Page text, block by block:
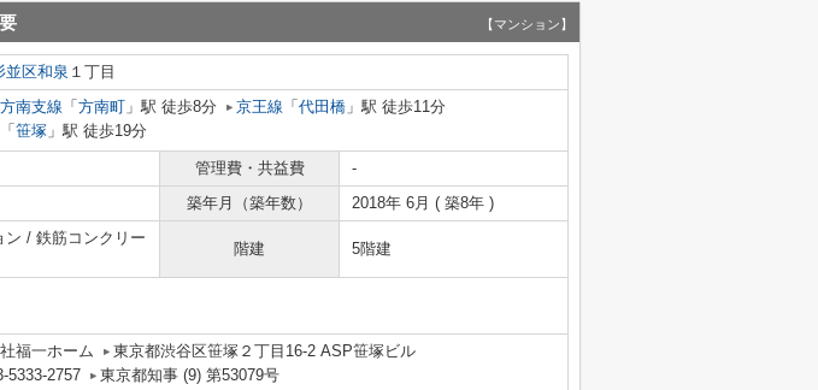
【マンション】
並区和泉 １丁目
南支線 「 方南町 」駅 徒歩8分 京王線 「 代田橋 」駅 徒歩11分
「 笹塚 」駅 徒歩19分
管理費・共益費
-
築年月（築年数） 2018年 6月 ( 築8年 )
ン / 鉄筋コンクリー
階建 5階建
福一ホーム
東京都渋谷区笹塚２丁目16-2 ASP笹塚ビル
5333-2757
東京都知事 (9) 第53079号